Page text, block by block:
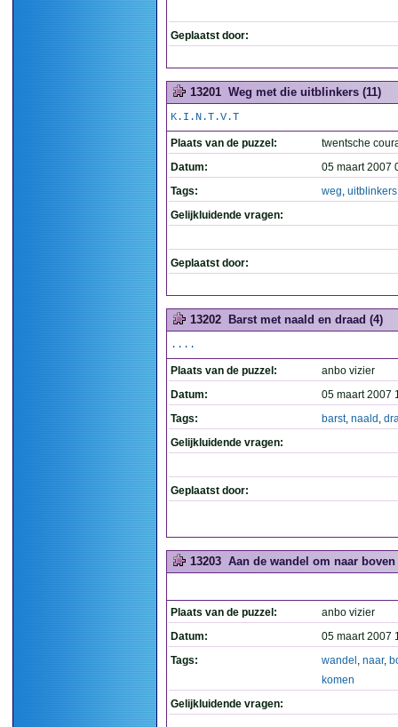
Geplaatst door:
13201 Weg met die uitblinkers (11)
K.I.N.T.V.T
Plaats van de puzzel:
twentsche
Datum:
05 maart 2007
Tags:
weg, uitblinkers
Gelijkluidende vragen:
Geplaatst door:
13202 Barst met naald en draad (4)
....
Plaats van de puzzel:
anbo vizier
Datum:
05 maart 2007
Tags:
barst, naald ,
Gelijkluidende vragen:
Geplaatst door:
13203 Aan de wandel om naar boven
Plaats van de puzzel:
anbo vizier
Datum:
05 maart 2007
Tags:
wandel , naar,
komen
Gelijkluidende vragen: